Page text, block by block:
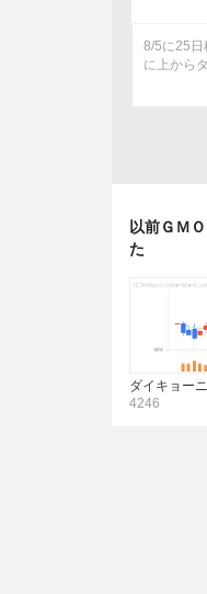
8/5に25日
に上から
以前ＧＭ
た
ダイキョー
4246